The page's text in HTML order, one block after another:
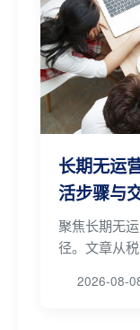
长期无运
活步骤与
聚焦长期无
径。文章从
2026-08-